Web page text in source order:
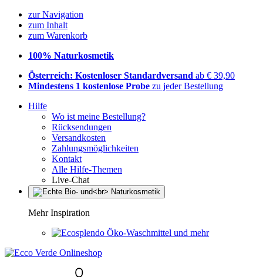
zur Navigation
zum Inhalt
zum Warenkorb
100% Naturkosmetik
Österreich: Kostenloser Standardversand ab € 39,90
Mindestens 1 kostenlose Probe zu jeder Bestellung
Hilfe
Wo ist meine Bestellung?
Rücksendungen
Versandkosten
Zahlungsmöglichkeiten
Kontakt
Alle Hilfe-Themen
Live-Chat
Mehr Inspiration
Öko-Waschmittel und mehr